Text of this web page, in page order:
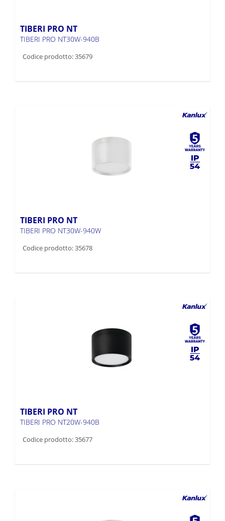
TIBERI PRO NT
TIBERI PRO NT30W-940B
Codice prodotto: 35679
TIBERI PRO NT
TIBERI PRO NT30W-940W
Codice prodotto: 35678
TIBERI PRO NT
TIBERI PRO NT20W-940B
Codice prodotto: 35677